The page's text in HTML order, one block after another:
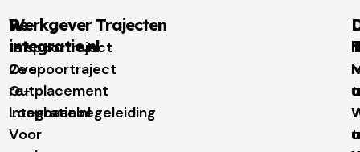
Re-
integratie.nl
Over
re-
integratie.nl
Voor
Werkgever Trajecten
1e spoortraject
2e spoortraject
Outplacement
Loopbaanbegeleiding